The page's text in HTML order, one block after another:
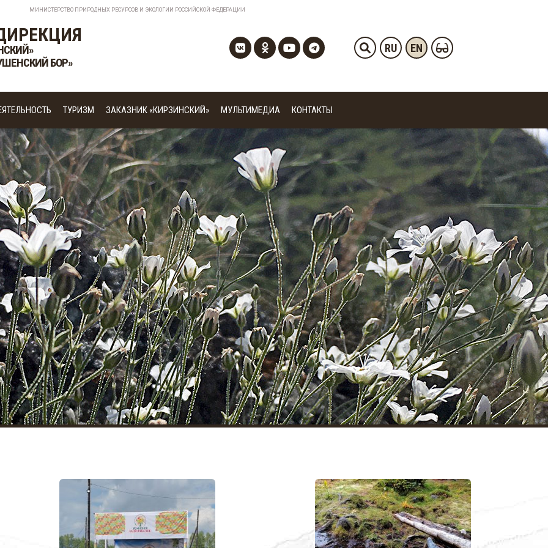
МИНИСТЕРСТВО ПРИРОДНЫХ РЕСУРСОВ И ЭКОЛОГИИ РОССИЙСКОЙ ФЕДЕРАЦИИ
БОР»
RU EN
ТУРИЗМ ЗАКАЗНИК «КИРЗИНСКИЙ» МУЛЬТИМЕДИА КОНТАКТЫ